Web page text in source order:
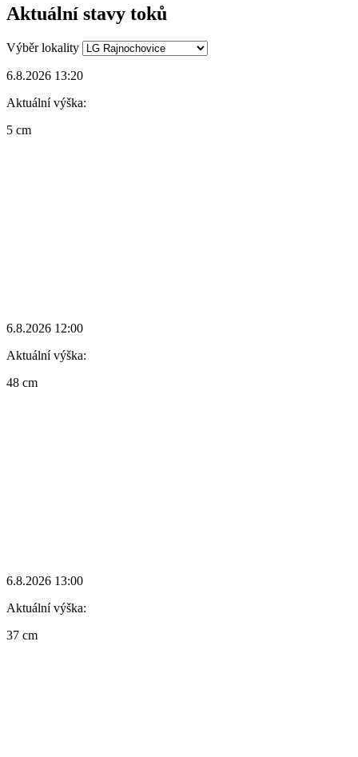
Aktuální stavy toků
Výběr lokality
6.8.2026 13:20
Aktuální výška:
5 cm
6.8.2026 12:00
Aktuální výška:
48 cm
6.8.2026 13:00
Aktuální výška:
37 cm